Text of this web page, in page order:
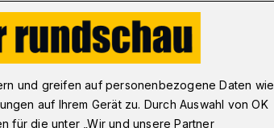
dem Rathaus
und greifen auf personenbezogene Daten wie
auf Ihrem Gerät zu. Durch Auswahl von OK
für die unter „Wir und unsere Partner